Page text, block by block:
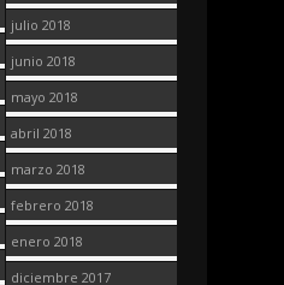
julio 2018
junio 2018
mayo 2018
abril 2018
marzo 2018
febrero 2018
enero 2018
diciembre 2017